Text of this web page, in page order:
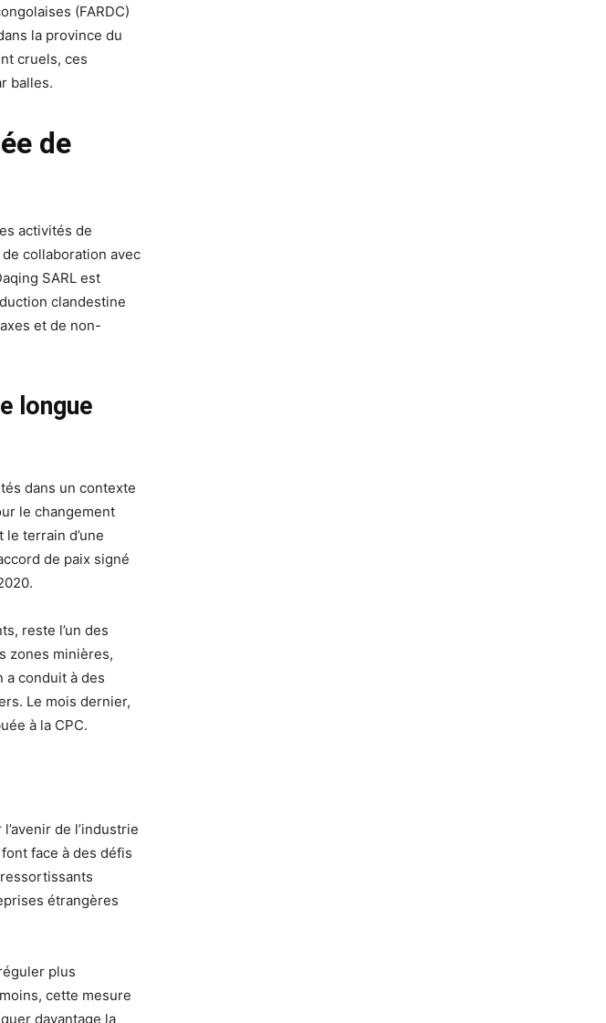
(FARDC)
la province du
cruels, ces
balles.
de
activités de
collaboration avec
SARL est
clandestine
et de non-
longue
dans un contexte
le changement
terrain d’une
de paix signé
reste l’un des
zones minières,
a conduit à des
Le mois dernier,
à la CPC.
de l’industrie
face à des défis
étrangères
plus
cette mesure
davantage la